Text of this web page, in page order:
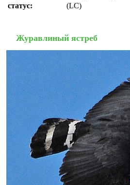
статус:
(LC)
Журавлиный ястреб